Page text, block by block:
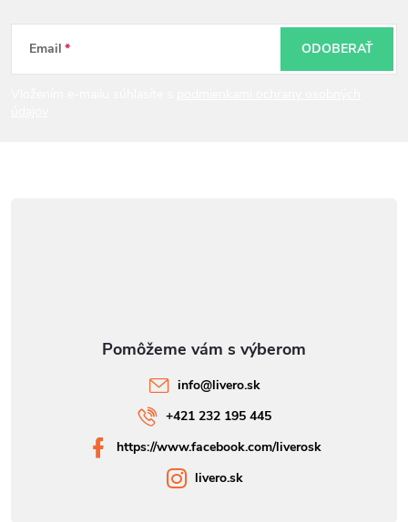
ä
Email ODOBERAŤ
info@livero.sk
+421 232 195 445
https://www.facebook.com/liverosk
livero.sk